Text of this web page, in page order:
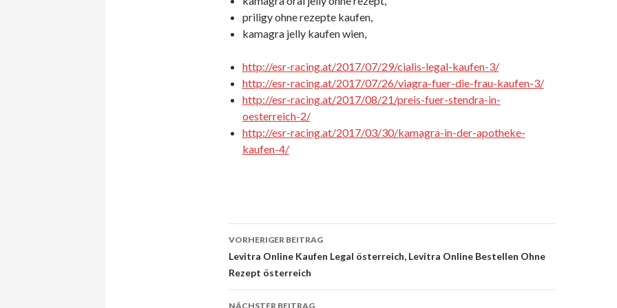
priligy ohne rezepte kaufen,
kamagra jelly kaufen wien,
http://esr-racing.at/2017/07/29/cialis-legal-kaufen-3/
http://esr-racing.at/2017/07/26/viagra-fuer-die-frau-kaufen-3/
http://esr-racing.at/2017/08/21/preis-fuer-stendra-in-
oesterreich-2/
http://esr-racing.at/2017/03/30/kamagra-in-der-apotheke-
kaufen-4/
Beitrags-
Navigation
VORHERIGER BEITRAG
Levitra Online Kaufen Legal österreich, Levitra Online Bestellen Ohne
Rezept österreich
NÄCHSTER BEITRAG